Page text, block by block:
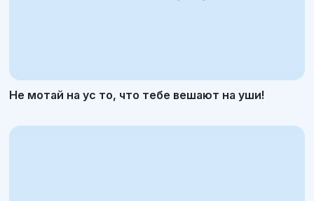
Не мотай на ус то, что тебе вешают на уши!